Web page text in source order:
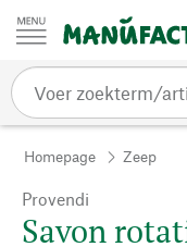
Passer au contenu
Homepage Zeep
Provendi
Savon